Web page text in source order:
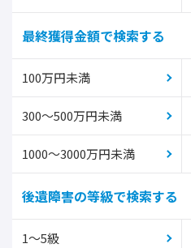
最終獲得金額で検索する
100万円未満
300～500万円未満
1000～3000万円未満
後遺障害の等級で検索する
1～5級